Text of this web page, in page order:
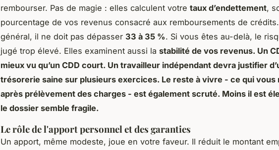
rembourser. Pas de magie : elles calculent votre taux d’endettement,
pourcentage de vos revenus consacré aux remboursements de
général, il ne doit pas dépasser 33 à 35 %. Si vous êtes au-delà, le
jugé trop élevé. Elles examinent aussi la stabilité de vos revenus. Un
mieux vu qu’un CDD court. Un travailleur indépendant devra justifier
trésorerie saine sur plusieurs exercices. Le reste à vivre - ce qui vous
après prélèvement des charges - est également scruté. Moins il est
le dossier semble fragile.
Le rôle de l'apport personnel et des garanties
Un apport, même modeste, joue en votre faveur. Il réduit le montant